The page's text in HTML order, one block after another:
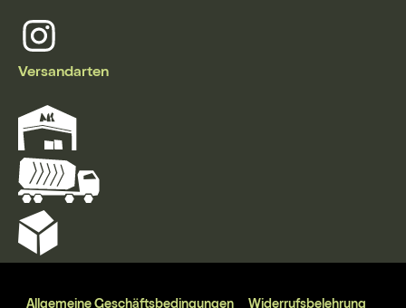
Versandarten
Allgemeine Geschäftsbedingungen Widerrufsbelehrung